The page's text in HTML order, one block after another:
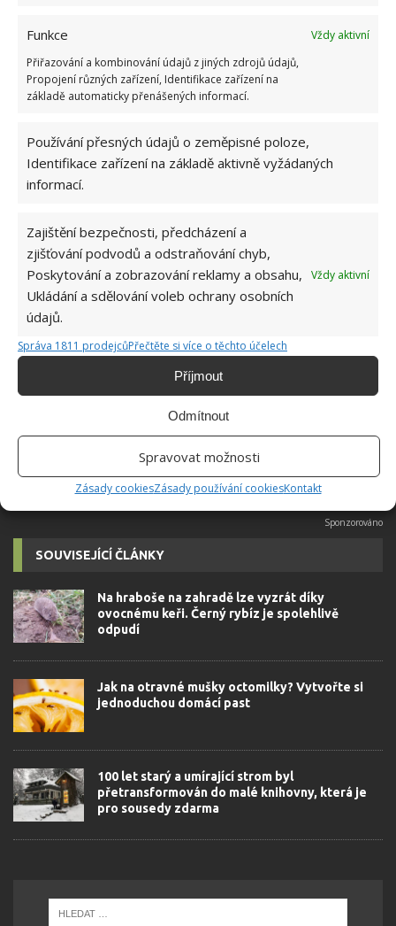
Funkce
Vždy aktivní
Přiřazování a kombinování údajů z jiných zdrojů údajů,
Propojení různých zařízení, Identifikace zařízení na
základě automaticky přenášených informací.
Používání přesných údajů o zeměpisné poloze,
Identifikace zařízení na základě aktivně vyžádaných
informací.
Zajištění bezpečnosti, předcházení a
zjišťování podvodů a odstraňování chyb,
Poskytování a zobrazování reklamy a obsahu,
Ukládání a sdělování voleb ochrany osobních
údajů.
Vždy aktivní
Správa 1811 prodejcůPřečtěte si více o těchto účelech
Příjmout
Odmítnout
Spravovat možnosti
Zásady cookiesZásady používání cookiesKontakt
MANDARINKY OVOCE STROM
Absolvent České zemědělské
univerzity, který je již od malička
velkým kutilem. V podstatě vše, co je
možné najít v j...
SOUVISEJÍCÍ ČLÁNKY
Na hraboše na zahradě lze vyzrát díky
ovocnému keři. Černý rybíz je spolehlivě
odpudí
Jak na otravné mušky octomilky? Vytvořte si
jednoduchou domácí past
100 let starý a umírající strom byl
přetransformován do malé knihovny, která je
pro sousedy zdarma